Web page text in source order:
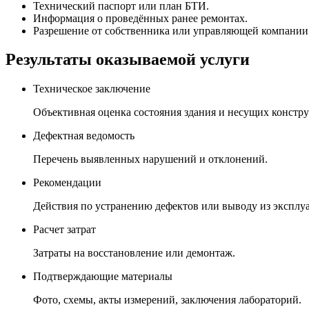
Технический паспорт или план БТИ.
Информация о проведённых ранее ремонтах.
Разрешение от собственника или управляющей
Результаты оказываемой услуги
Техническое заключение
Объективная оценка состояния здания и несущих
Дефектная ведомость
Перечень выявленных нарушений и отклонений.
Рекомендации
Действия по устранению дефектов или выводу из
Расчет затрат
Затраты на восстановление или демонтаж.
Подтверждающие материалы
Фото, схемы, акты измерений, заключения лабораторий.